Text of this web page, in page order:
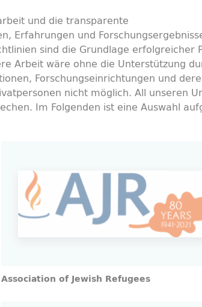
und die transparente
Erfahrungen und
sind die Grundlage erfolgreicher
Arbeit wäre ohne die Unterstützung
Forschungseinrichtungen und
nicht möglich. All unseren
Im Folgenden ist eine Auswahl
Association of Jewish Refugees